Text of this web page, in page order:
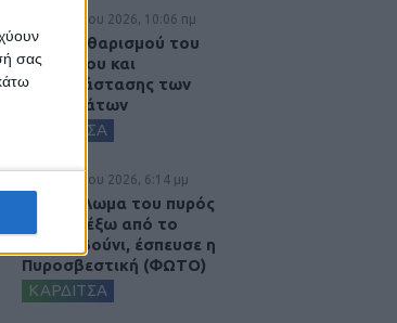
σας
6 Αυγούστου 2026, 10:06 πμ
Έργο καθαρισμού του
Ρογόζινου και
αποκατάστασης των
αναχωμάτων
ΚΑΡΔΙΤΣΑ
5 Αυγούστου 2026, 6:14 μμ
Παρανάλωμα του πυρός
έγινε ΙΧ έξω από το
Μορφοβούνι, έσπευσε η
Πυροσβεστική (ΦΩΤΟ)
ΚΑΡΔΙΤΣΑ